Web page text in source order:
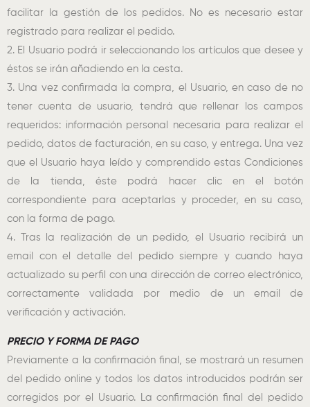
facilitar la gestión de los pedidos. No es necesario estar
registrado para realizar el pedido.
2. El Usuario podrá ir seleccionando los artículos que desee y
éstos se irán añadiendo en la cesta.
3. Una vez confirmada la compra, el Usuario, en caso de no
tener cuenta de usuario, tendrá que rellenar los campos
requeridos: información personal necesaria para realizar el
pedido, datos de facturación, en su caso, y entrega. Una vez
que el Usuario haya leído y comprendido estas Condiciones
de la tienda, éste podrá hacer clic en el botón
correspondiente para aceptarlas y proceder, en su caso,
con la forma de pago.
4. Tras la realización de un pedido, el Usuario recibirá un
email con el detalle del pedido siempre y cuando haya
actualizado su perfil con una dirección de correo electrónico,
correctamente validada por medio de un email de
verificación y activación.
PRECIO Y FORMA DE PAGO
Previamente a la confirmación final, se mostrará un resumen
del pedido online y todos los datos introducidos podrán ser
corregidos por el Usuario. La confirmación final del pedido